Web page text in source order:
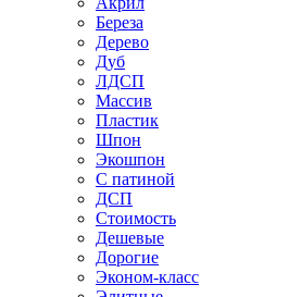
Береза
Дерево
Дуб
ЛДСП
Массив
Пластик
Шпон
Экошпон
С патиной
ДСП
Стоимость
Дешевые
Дорогие
Эконом-класс